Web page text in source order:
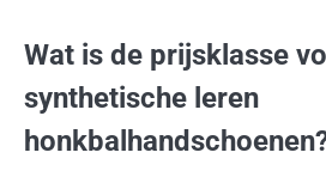
Wat is de prijsklasse
synthetische leren